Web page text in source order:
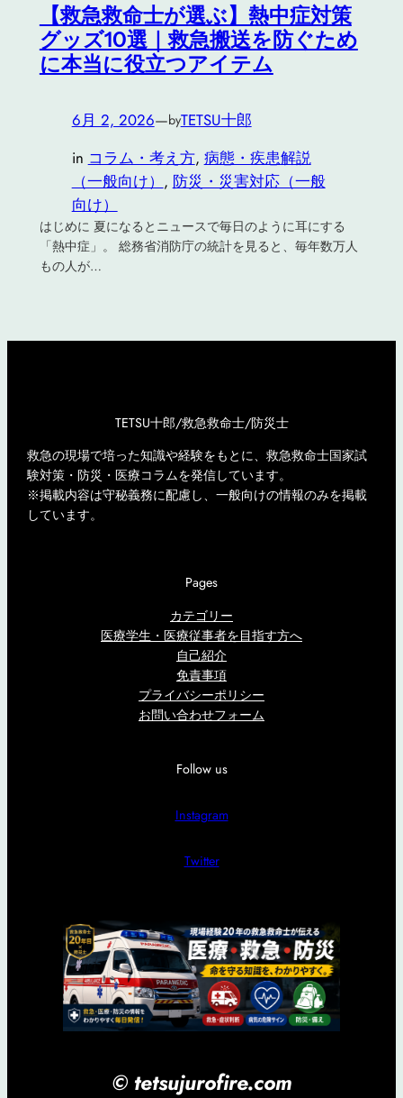
【救急救命士が選ぶ】熱中症対策
グッズ10選｜救急搬送を防ぐため
に本当に役立つアイテム
6月 2, 2026—byTETSU十郎
in コラム・考え方, 病態・疾患解説
（一般向け） , 防災・災害対応（一般
向け）
はじめに 夏になるとニュースで毎日のように耳にする
「熱中症」。 総務省消防庁の統計を見ると、毎年数万人
もの人が…
TETSU十郎/救急救命士/防災士
救急の現場で培った知識や経験をもとに、救急救命士国家試
験対策・防災・医療コラムを発信しています。
※掲載内容は守秘義務に配慮し、一般向けの情報のみを掲載
しています。
Pages
カテゴリー
医療学生・医療従事者を目指す方へ
自己紹介
免責事項
プライバシーポリシー
お問い合わせフォーム
Follow us
Instagram
Twitter
© tetsujurofire.com